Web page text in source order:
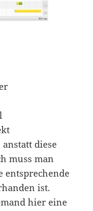
diese
muss man
entsprechende
ist.
hier eine